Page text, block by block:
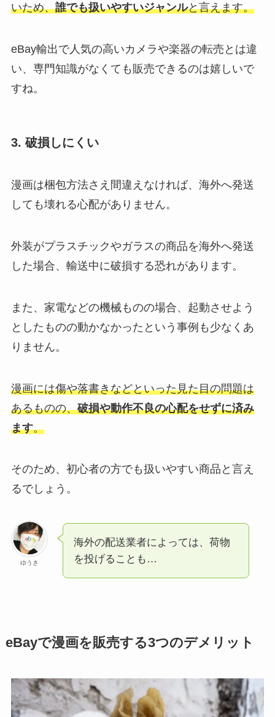
いため、誰でも扱いやすいジャンルと言えます。
eBay輸出で人気の高いカメラや楽器の転売とは違
い、専門知識がなくても販売できるのは嬉しいで
すね。
3. 破損しにくい
漫画は梱包方法さえ間違えなければ、海外へ発送
しても壊れる心配がありません。
外装がプラスチックやガラスの商品を海外へ発送
した場合、輸送中に破損する恐れがあります。
また、家電などの機械ものの場合、起動させよう
としたものの動かなかったという事例も少なくあ
りません。
漫画には傷や落書きなどといった見た目の問題は
あるものの、破損や動作不良の心配をせずに済み
ます。
そのため、初心者の方でも扱いやすい商品と言え
るでしょう。
ゆうき
海外の配送業者によっては、荷物
を投げることも…
eBayで漫画を販売する3つのデメリット